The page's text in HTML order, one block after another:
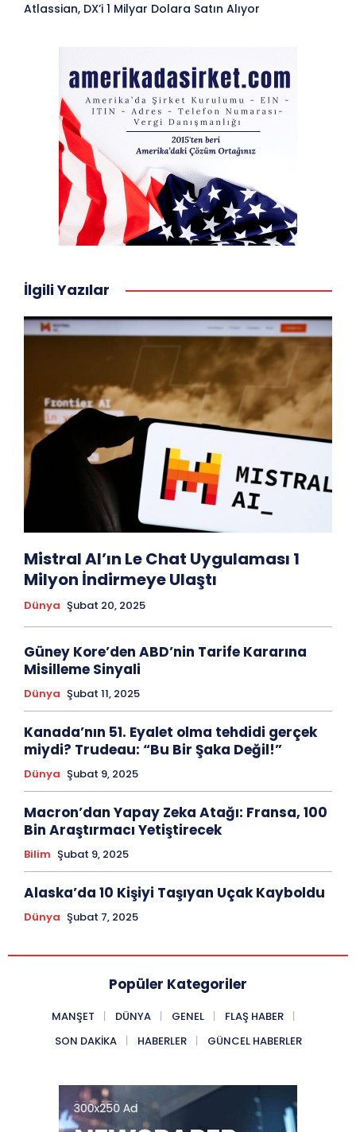
Atlassian, DX’i 1 Milyar Dolara Satın Alıyor
İlgili Yazılar
Mistral AI’ın Le Chat Uygulaması 1
Milyon İndirmeye Ulaştı
Dünya Şubat 20, 2025
Güney Kore’den ABD’nin Tarife Kararına
Misilleme Sinyali
Dünya Şubat 11, 2025
Kanada’nın 51. Eyalet olma tehdidi gerçek
miydi? Trudeau: “Bu Bir Şaka Değil!”
Dünya Şubat 9, 2025
Macron’dan Yapay Zeka Atağı: Fransa, 100
Bin Araştırmacı Yetiştirecek
Bilim Şubat 9, 2025
Alaska’da 10 Kişiyi Taşıyan Uçak Kayboldu
Dünya Şubat 7, 2025
Popüler Kategoriler
MANŞET DÜNYA GENEL
FLAŞ HABER
SON DAKIKA
HABERLER GÜNCEL HABERLER